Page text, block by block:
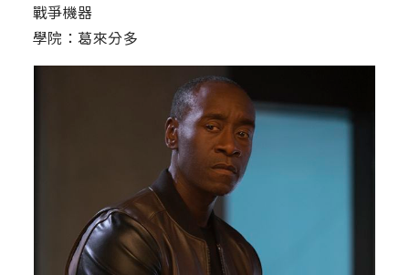
戰爭機器
學院：葛來分多